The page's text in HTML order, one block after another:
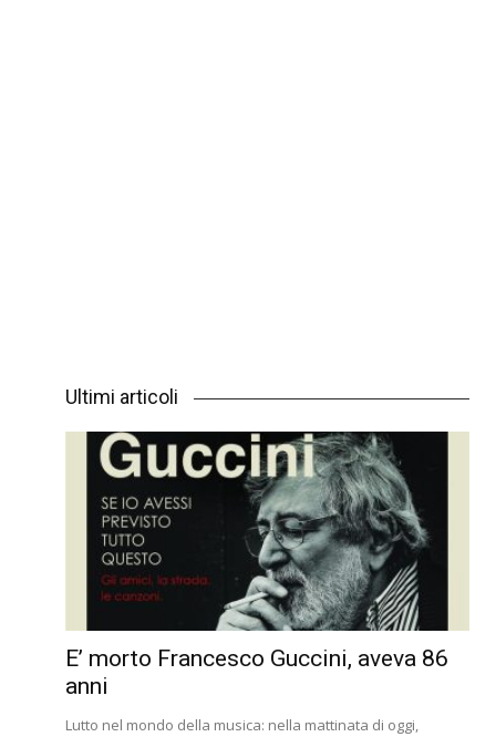
Ultimi articoli
E’ morto Francesco Guccini, aveva 86
anni
Lutto nel mondo della musica: nella mattinata di oggi,